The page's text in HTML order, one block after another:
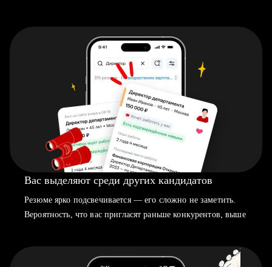
Вас выделяют среди других кандидатов
Резюме ярко подсвечивается — его сложно не заметить.
Вероятность, что вас пригласят раньше конкурентов, выше